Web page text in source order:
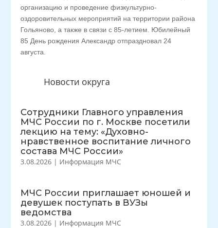
Новости округа
Сотрудники Главного управления
МЧС России по г. Москве посетили
лекцию на тему: «Духовно-
нравственное воспитание личного
состава МЧС России»
3.08.2026 | Информация МЧС
МЧС России приглашает юношей и
девушек поступать в ВУЗы
ведомства
3.08.2026 | Информация МЧС
организацию и проведение физкультурно-
оздоровительных мероприятий на территории района
Гольяново, а также в связи с 85-летием. Юбилейный
85 День рождения Александр отпраздновал 24
августа.